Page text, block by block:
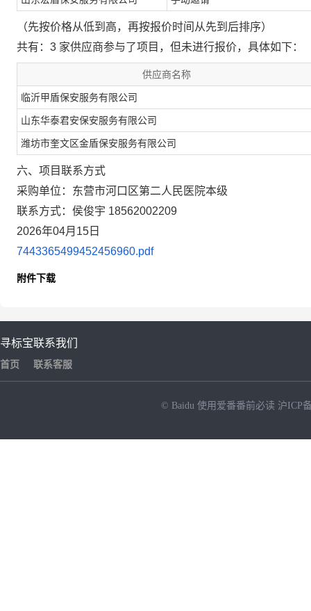
（先按价格从低到高，再按报价时间从先到后排序）
共有：3 家供应商参与了项目，但未进行报价，具体如下：
供应商名称
临沂甲盾保安服务有限公司
山东华泰君安保安服务有限公司
潍坊市奎文区金盾保安服务有限公司
六、项目联系方式
采购单位：东营市河口区第二人民医院本级
联系方式：侯俊宇 18562002209
2026年04月15日
7443365499452456960.pdf
附件下载
寻标宝
首页
联系我们
联系客服
© Baidu 使用爱番番前必读 沪ICP